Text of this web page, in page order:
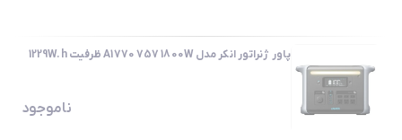
پاور ژنراتور انکر مدل A1770 757 1800W ظرفیت 1229W.h
ناموجود